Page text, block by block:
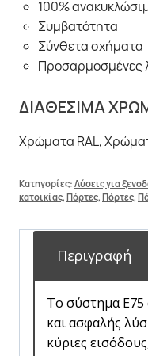
100%
Συμβατότητα
Σύνθετα σχήματα
Προσαρμοσμένες
ΔΙΑΘΕΣΙΜΑ
Χρώματα RAL,
Κατηγορίες: Λύσεις για
κατοικίας, Πόρτες, Πόρτες,
Περιγραφή
Το σύστημα Ε75
και ασφαλής
κύριες